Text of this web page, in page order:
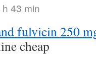
43 min
fulvicin 250
cheap